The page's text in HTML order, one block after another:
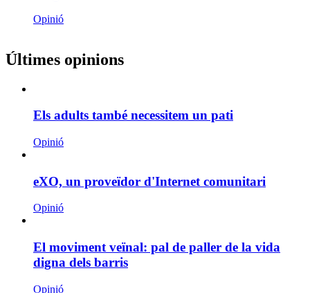
Opinió
Últimes opinions
Els adults també necessitem un pati
Opinió
eXO, un proveïdor d'Internet comunitari
Opinió
El moviment veïnal: pal de paller de la vida
digna dels barris
Opinió